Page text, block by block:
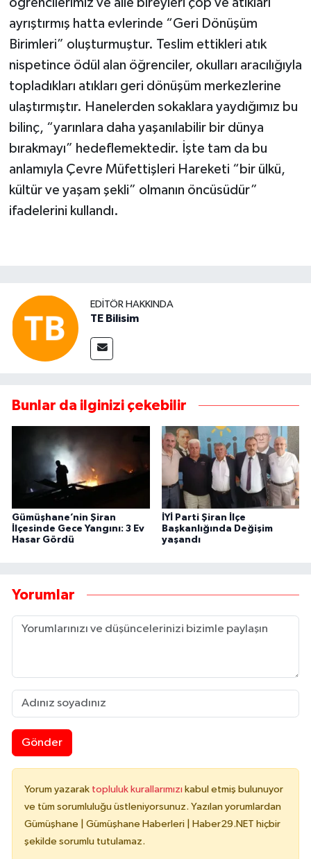
öğrencilerimiz ve aile bireyleri çöp ve atıkları
ayrıştırmış hatta evlerinde “Geri Dönüşüm
Birimleri” oluşturmuştur. Teslim ettikleri atık
nispetince ödül alan öğrenciler, okulları aracılığıyla
topladıkları atıkları geri dönüşüm merkezlerine
ulaştırmıştır. Hanelerden sokaklara yaydığımız bu
bilinç, “yarınlara daha yaşanılabilir bir dünya
bırakmayı” hedeflemektedir. İşte tam da bu
anlamıyla Çevre Müfettişleri Hareketi “bir ülkü,
kültür ve yaşam şekli” olmanın öncüsüdür”
ifadelerini kullandı.
EDITÖR HAKKINDA
TE Bilisim
Bunlar da ilginizi çekebilir
Gümüşhane’nin Şiran
İlçesinde Gece Yangını: 3 Ev
Hasar Gördü
İYİ Parti Şiran İlçe
Başkanlığında Değişim
yaşandı
Yorumlar
Gönder
Yorum yazarak topluluk kurallarımızı kabul etmiş bulunuyor
ve tüm sorumluluğu üstleniyorsunuz. Yazılan yorumlardan
Gümüşhane | Gümüşhane Haberleri | Haber29.NET hiçbir
şekilde sorumlu tutulamaz.